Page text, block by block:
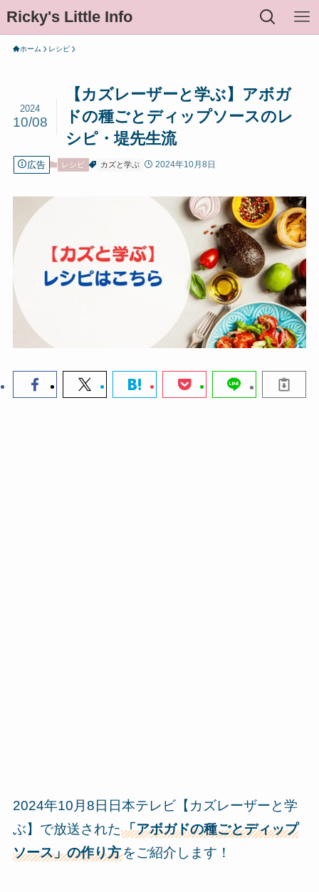
Ricky's Little Info
ホーム レシピ
【カズレーザーと学ぶ】アボガ
ドの種ごとディップソースのレ
シピ・堤先生流
2024
10/08
広告 レシピ カズと学ぶ 2024年10月8日
2024年10月8日日本テレビ【カズレーザーと学
ぶ】で放送された「アボガドの種ごとディップ
ソース」の作り方をご紹介します！